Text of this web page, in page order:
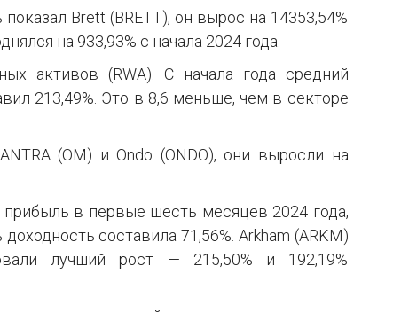
Brett (BRETT), он вырос на 14353,54%
на 933,93% с начала 2024 года.
активов (RWA). С начала года средний
213,49%. Это в 8,6 меньше, чем в секторе
(OM) и Ondo (ONDO), они выросли на
в первые шесть месяцев 2024 года,
составила 71,56%. Arkham (ARKM)
лучший рост — 215,50% и 192,19%